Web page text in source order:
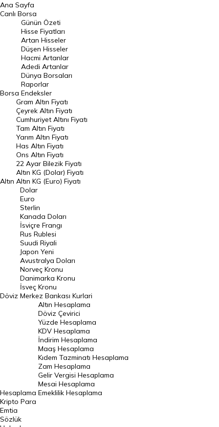
BIST 100 Hisseleri
En Çok Artan Hisseler
En Çok Düşen Hisseler
Hacmi Artanlar
Geçmiş Kapanışlar
Dünya Borsaları
Raporlar
Endeksler
DÖVİZ
Döviz Kuru
Dolar Kuru
Euro Kuru
Pound Kuru
Frank Kuru
Riyal Kuru
Avustralya Doları
Danimarka Kronu Kuru
Kanada Doları Kuru
Norveç Kronu Kuru
İsveç Kronu Kuru
Japon Yeni Kuru
Serbest Piyasa Döviz Kurları
Merkez Bankası Döviz Kurları
Altın Fiyatları
Gram Altın Fiyatı
Ana Sayfa
Canlı Borsa
Borsa
Günün Özeti
Hisse Fiyatları
Artan Hisseler
Düşen Hisseler
Hacmi Artanlar
Adedi Artanlar
Dünya Borsaları
Raporlar
Endeksler
Altın
Gram Altın Fiyatı
Çeyrek Altın Fiyatı
Cumhuriyet Altını Fiyatı
Tam Altın Fiyatı
Yarım Altın Fiyatı
Has Altın Fiyatı
Ons Altın Fiyatı
22 Ayar Bilezik Fiyatı
Altın KG (Dolar) Fiyatı
Altın KG (Euro) Fiyatı
Döviz
Dolar
Euro
Sterlin
Kanada Doları
İsviçre Frangı
Rus Rublesi
Suudi Riyali
Japon Yeni
Avustralya Doları
Norveç Kronu
Danimarka Kronu
İsveç Kronu
Merkez Bankası Kurlari
Hesaplama
Altın Hesaplama
Döviz Çevirici
Yüzde Hesaplama
KDV Hesaplama
İndirim Hesaplama
Maaş Hesaplama
Kıdem Tazminatı Hesaplama
Zam Hesaplama
Gelir Vergisi Hesaplama
Mesai Hesaplama
Emeklilik Hesaplama
Kripto Para
Emtia
Sözlük